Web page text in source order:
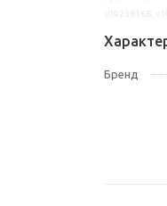
Бренд